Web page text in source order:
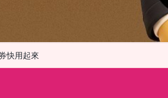
快用起來